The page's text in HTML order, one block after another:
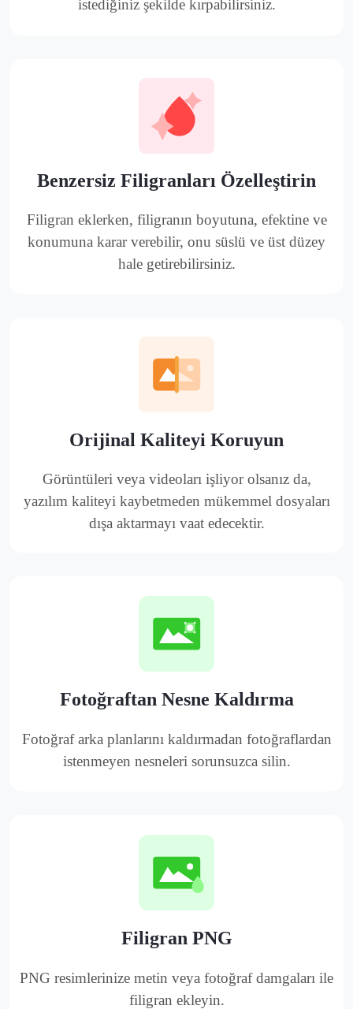
istediğiniz şekilde kırpabilirsiniz.
Benzersiz Filigranları Özelleştirin
Filigran eklerken, filigranın boyutuna, efektine ve
konumuna karar verebilir, onu süslü ve üst düzey
hale getirebilirsiniz.
Orijinal Kaliteyi Koruyun
Görüntüleri veya videoları işliyor olsanız da,
yazılım kaliteyi kaybetmeden mükemmel dosyaları
dışa aktarmayı vaat edecektir.
Fotoğraftan Nesne Kaldırma
Fotoğraf arka planlarını kaldırmadan fotoğraflardan
istenmeyen nesneleri sorunsuzca silin.
Filigran PNG
PNG resimlerinize metin veya fotoğraf damgaları ile
filigran ekleyin.